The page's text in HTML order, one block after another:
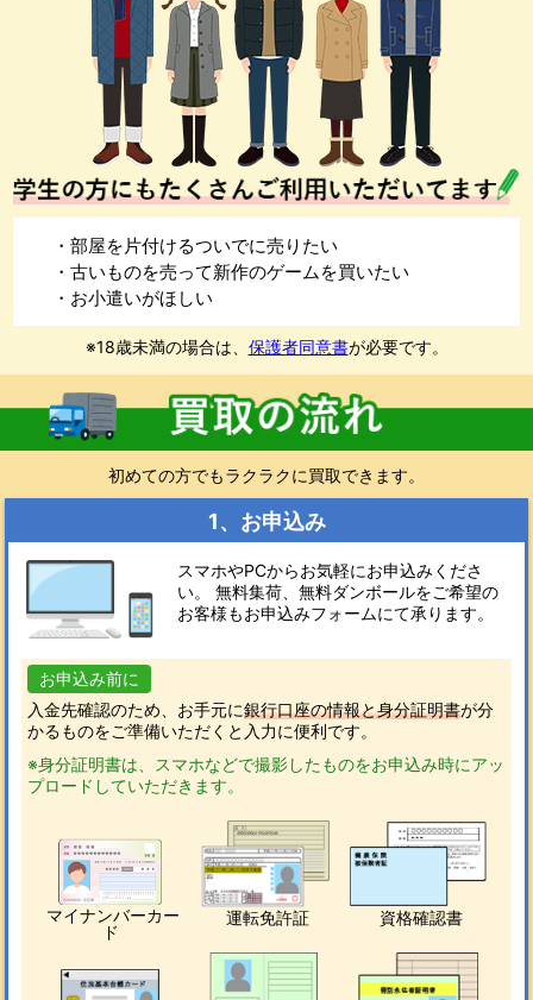
・部屋を片付けるついでに売りたい
・古いものを売って新作のゲームを買いたい
・お小遣いがほしい
※18歳未満の場合は、 保護者同意書が必要です。
初めての方でもラクラクに買取できます。
1、お申込み
スマホやPCからお気軽にお申込みくださ
い。 無料集荷、無料ダンボールをご希望の
お客様もお申込みフォームにて承ります。
お申込み前に
入金先確認のため、お手元に銀行口座の情報と身分証明書が分
かるものをご準備いただくと入力に便利です。
※身分証明書は、スマホなどで撮影したものをお申込み時にアッ
プロードしていただきます。
マイナンバーカー
ド
運転免許証 資格確認書